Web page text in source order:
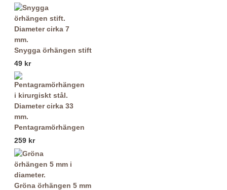
Snygga örhängen stift
49 kr
Pentagramörhängen
259 kr
Gröna örhängen 5 mm